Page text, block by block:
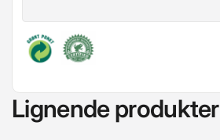
Lignende produkter